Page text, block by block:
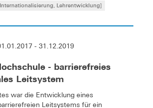
Lehrentwicklung]
- 31.12.2019
- barrierefreies
Leitsystem
war die Entwicklung eines
Leitsystems für ein